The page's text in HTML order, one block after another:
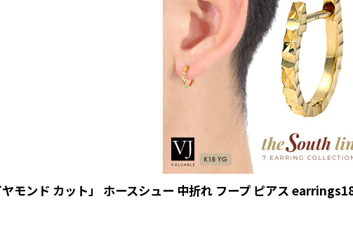
モンド カット」 ホースシュー 中折れ フープ ピアス